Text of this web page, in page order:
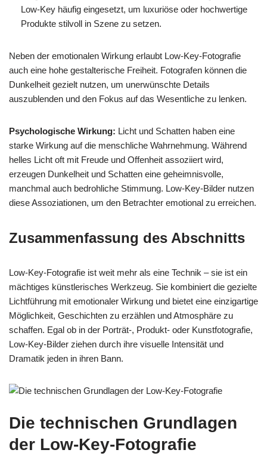
Low-Key häufig eingesetzt, um luxuriöse oder hochwertige
Produkte stilvoll in Szene zu setzen.
Neben der emotionalen Wirkung erlaubt Low-Key-Fotografie
auch eine hohe gestalterische Freiheit. Fotografen können die
Dunkelheit gezielt nutzen, um unerwünschte Details
auszublenden und den Fokus auf das Wesentliche zu lenken.
Psychologische Wirkung: Licht und Schatten haben eine
starke Wirkung auf die menschliche Wahrnehmung. Während
helles Licht oft mit Freude und Offenheit assoziiert wird,
erzeugen Dunkelheit und Schatten eine geheimnisvolle,
manchmal auch bedrohliche Stimmung. Low-Key-Bilder nutzen
diese Assoziationen, um den Betrachter emotional zu erreichen.
Zusammenfassung des Abschnitts
Low-Key-Fotografie ist weit mehr als eine Technik – sie ist ein
mächtiges künstlerisches Werkzeug. Sie kombiniert die gezielte
Lichtführung mit emotionaler Wirkung und bietet eine einzigartige
Möglichkeit, Geschichten zu erzählen und Atmosphäre zu
schaffen. Egal ob in der Porträt-, Produkt- oder Kunstfotografie,
Low-Key-Bilder ziehen durch ihre visuelle Intensität und
Dramatik jeden in ihren Bann.
Die technischen Grundlagen
der Low-Key-Fotografie